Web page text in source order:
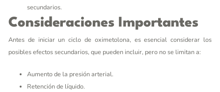
secundarios.
Consideraciones Importantes
Antes de iniciar un ciclo de oximetolona, es esencial considerar los
posibles efectos secundarios, que pueden incluir, pero no se limitan a:
Aumento de la presión arterial.
Retención de líquido.